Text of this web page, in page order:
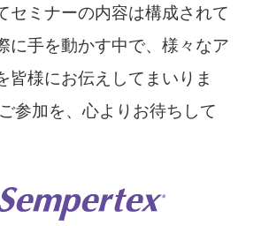
セミナーの内容は構成されて
に手を動かす中で、様々なア
皆様にお伝えしてまいりま
参加を、心よりお待ちして